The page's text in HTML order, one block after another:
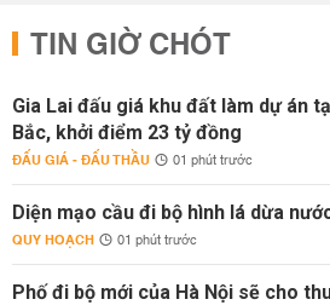
TIN GIỜ CHÓT
Gia Lai đấu giá khu đất làm dự án
Bắc, khởi điểm 23 tỷ đồng
ĐẤU GIÁ - ĐẤU THẦU 01 phút trước
Diện mạo cầu đi bộ hình lá dừa
QUY HOẠCH 01 phút trước
Phố đi bộ mới của Hà Nội sẽ cho